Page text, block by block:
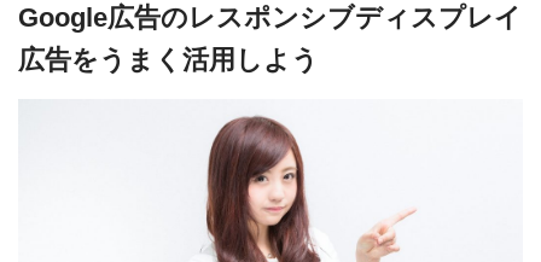
Google広告のレスポンシブディスプレイ
広告をうまく活用しよう